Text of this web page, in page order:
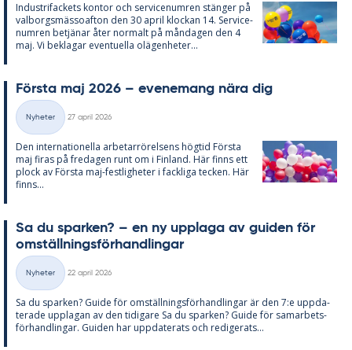
In­du­stri­fac­kets kon­tor och ser­vice­num­ren stäng­er på
val­borgs­mäs­so­af­ton den 30 april kloc­kan 14. Ser­vice­
num­ren be­tjä­nar åter nor­malt på mån­da­gen den 4
maj. Vi be­kla­gar even­tu­el­la olä­gen­he­ter...
Förs­ta maj 2026 – eve­ne­mang nära dig
Kategorier
Nyheter
27 april 2026
Den in­ter­na­tio­nel­la ar­be­tar­rö­rel­sens hög­tid Förs­ta
maj fi­ras på fre­da­gen runt om i Fin­land. Här fin­ns ett
plock av Förs­ta maj-fest­lig­he­ter i fack­li­ga tec­ken. Här
fin­ns...
Sa du spar­ken? – en ny upp­laga av gui­den för
om­ställ­nings­för­hand­ling­ar
Kategorier
Nyheter
22 april 2026
Sa du spar­ken? Guide för om­ställ­nings­för­hand­ling­ar är den 7:e upp­da­
te­ra­de upp­la­gan av den ti­di­ga­re Sa du spar­ken? Guide för sam­ar­bets­
för­hand­ling­ar. Gui­den har upp­da­te­ra­ts och re­di­ge­ra­ts...